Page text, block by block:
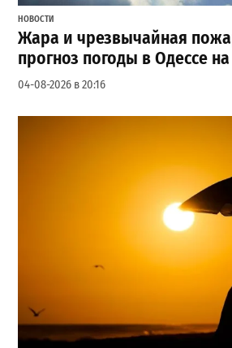
НОВОСТИ
Жара и чрезвычайная
прогноз погоды в Одессе на
04-08-2026 в 20:16